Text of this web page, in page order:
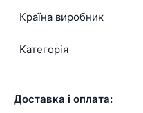
Країна виробник
Категорія
Доставка і оплата: